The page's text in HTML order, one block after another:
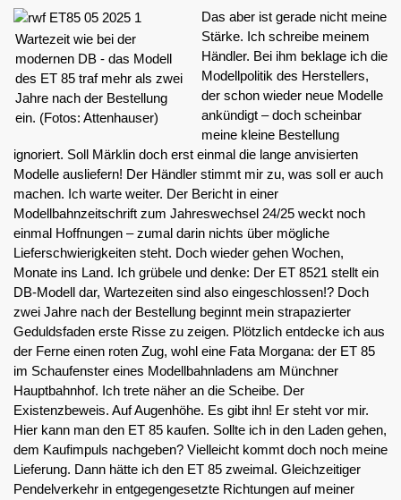
Wartezeit wie bei der
modernen DB - das Modell
des ET 85 traf mehr als zwei
Jahre nach der Bestellung
ein. (Fotos: Attenhauser)
Das aber ist gerade nicht meine
Stärke. Ich schreibe meinem
Händler. Bei ihm beklage ich die
Modellpolitik des Herstellers,
der schon wieder neue Modelle
ankündigt – doch scheinbar
meine kleine Bestellung
ignoriert. Soll Märklin doch erst einmal die lange anvisierten
Modelle ausliefern! Der Händler stimmt mir zu, was soll er auch
machen. Ich warte weiter. Der Bericht in einer
Modellbahnzeitschrift zum Jahreswechsel 24/25 weckt noch
einmal Hoffnungen – zumal darin nichts über mögliche
Lieferschwierigkeiten steht. Doch wieder gehen Wochen,
Monate ins Land. Ich grübele und denke: Der ET 8521 stellt ein
DB-Modell dar, Wartezeiten sind also eingeschlossen!? Doch
zwei Jahre nach der Bestellung beginnt mein strapazierter
Geduldsfaden erste Risse zu zeigen. Plötzlich entdecke ich aus
der Ferne einen roten Zug, wohl eine Fata Morgana: der ET 85
im Schaufenster eines Modellbahnladens am Münchner
Hauptbahnhof. Ich trete näher an die Scheibe. Der
Existenzbeweis. Auf Augenhöhe. Es gibt ihn! Er steht vor mir.
Hier kann man den ET 85 kaufen. Sollte ich in den Laden gehen,
dem Kaufimpuls nachgeben? Vielleicht kommt doch noch meine
Lieferung. Dann hätte ich den ET 85 zweimal. Gleichzeitiger
Pendelverkehr in entgegengesetzte Richtungen auf meiner